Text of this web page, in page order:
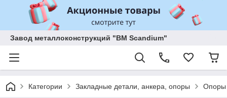
Завод металлоконструкций "BM Scandium"
Категории Закладные детали, анкера, опоры Опоры